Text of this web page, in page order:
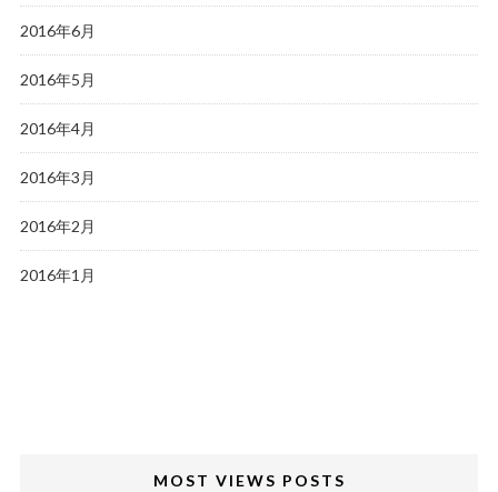
2016年6月
2016年5月
2016年4月
2016年3月
2016年2月
2016年1月
MOST VIEWS POSTS